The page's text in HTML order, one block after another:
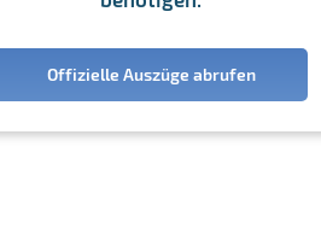
Offizielle Auszüge abrufen